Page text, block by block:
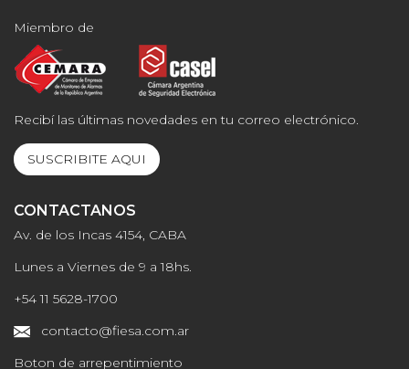
Miembro de
Recibí las últimas novedades en tu correo electrónico.
SUSCRIBITE AQUI
CONTACTANOS
Av. de los Incas 4154, CABA
Lunes a Viernes de 9 a 18hs.
+54 11 5628-1700
contacto@fiesa.com.ar
Boton de arrepentimiento